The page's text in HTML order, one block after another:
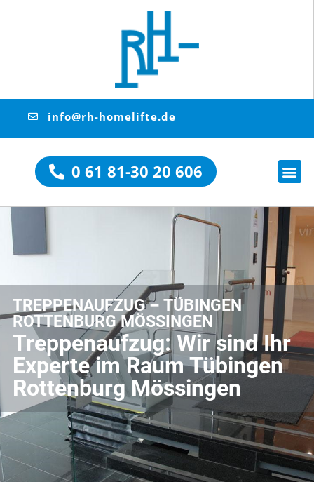
info@rh-homelifte.de
0 61 81-30 20 606
TREPPENAUFZUG – TÜBINGEN
ROTTENBURG MÖSSINGEN
Treppenaufzug: Wir sind Ihr
Experte im Raum Tübingen
Rottenburg Mössingen